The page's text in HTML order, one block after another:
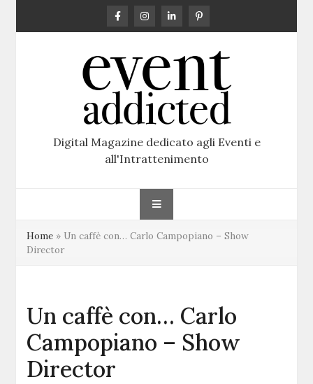
Digital Magazine dedicato agli Eventi e
all'Intrattenimento
Home » Un caffè con… Carlo Campopiano – Show
Director
Un caffè con… Carlo
Campopiano – Show
Director